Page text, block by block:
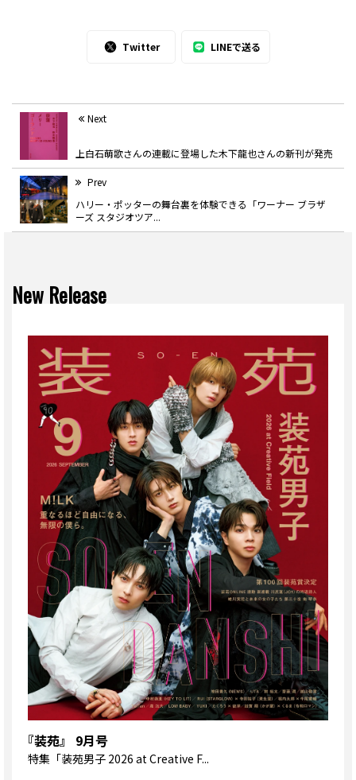
Twitter LINEで送る
Next
上白石萌歌さんの連載に登場した木下龍也さんの新刊が発売
Prev
ハリー・ポッターの舞台裏を体験できる「ワーナー ブラザ
ーズ スタジオツア...
New Release
『装苑』 9月号
特集 「装苑男子 2026 at Creative F...